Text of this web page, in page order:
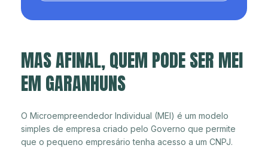
MAS AFINAL, QUEM PODE SER MEI
EM GARANHUNS
O Microempreendedor Individual (MEI) é um modelo
simples de empresa criado pelo Governo que permite
que o pequeno empresário tenha acesso a um CNPJ.